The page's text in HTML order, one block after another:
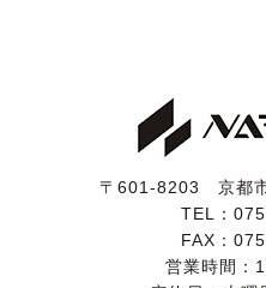
〒601-8203 京都
TEL：
FAX：
営業時間：